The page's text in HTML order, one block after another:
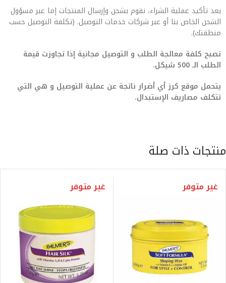
بعد تأكيد عملية الشراء، نقوم بشحن وإرسال المنتجات إما عبر مسؤول
الشحن الخاص بنا أو عبر شركات خدمات التوصيل. (تكلفة التوصيل حسب
منطقتك).
تصبح كلفة معالجة الطلب و التوصيل مجانية إذا تجاوزت قيمة
الطلب الـ 500 شيكل.
يتحمل موقع كرز أي أضرار ناتجة عن عملية التوصيل و هي التي
تتكلف مصاريف الإستبدال.
منتجات ذات صلة
غير متوفر غير متوفر